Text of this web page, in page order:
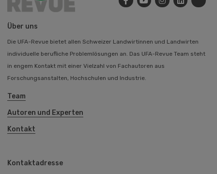
Über uns
Die UFA-Revue bietet allen Schweizer Landwirtinnen und Landwirten
individuelle berufliche Problemlösungen an. Das UFA-Revue Team steht
in engem Kontakt mit einer Vielzahl von Fachautoren aus
Forschungsanstalten, Hochschulen und Industrie.
Team
Autoren und Experten
Kontakt
Kontaktadresse